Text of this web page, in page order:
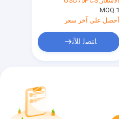
MOQ:1
أحصل على آخر سعر
ﺎﺘﺼﻟ ﺍﻶﻧ